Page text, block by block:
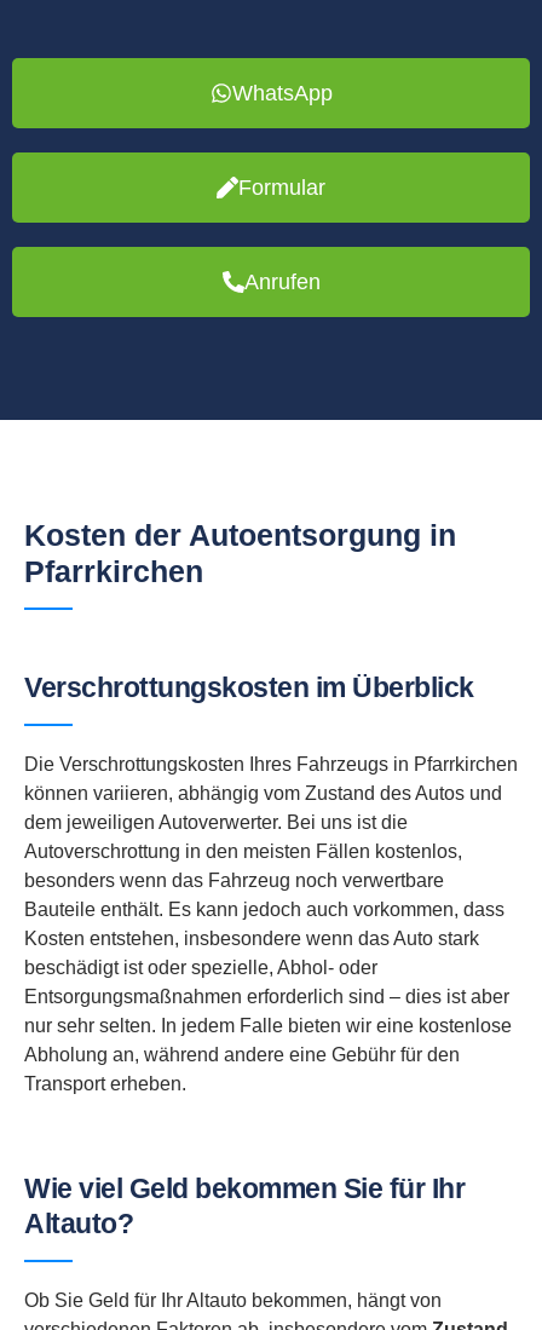
WhatsApp
Formular
Anrufen
Kosten der Autoentsorgung in
Pfarrkirchen
Verschrottungskosten im Überblick
Die Verschrottungskosten Ihres Fahrzeugs in Pfarrkirchen
können variieren, abhängig vom Zustand des Autos und
dem jeweiligen Autoverwerter. Bei uns ist die
Autoverschrottung in den meisten Fällen kostenlos,
besonders wenn das Fahrzeug noch verwertbare
Bauteile enthält. Es kann jedoch auch vorkommen, dass
Kosten entstehen, insbesondere wenn das Auto stark
beschädigt ist oder spezielle, Abhol- oder
Entsorgungsmaßnahmen erforderlich sind – dies ist aber
nur sehr selten. In jedem Falle bieten wir eine kostenlose
Abholung an, während andere eine Gebühr für den
Transport erheben.
Wie viel Geld bekommen Sie für Ihr
Altauto?
Ob Sie Geld für Ihr Altauto bekommen, hängt von